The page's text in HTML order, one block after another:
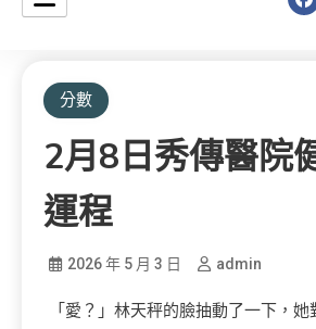
分數
2月8日秀傳醫院
運程
2026 年 5 月 3 日 admin
「愛？」林天秤的臉抽動了一下，